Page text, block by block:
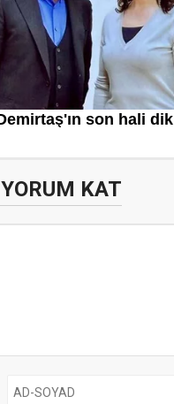
YORUM KAT